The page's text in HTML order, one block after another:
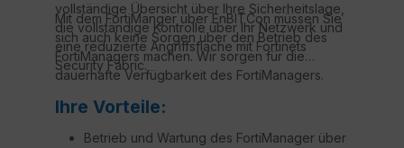
vollständige Übersicht über Ihre Sicherheitslage,
die vollständige Kontrolle über Ihr Netzwerk und
eine reduzierte Angriffsfläche mit Fortinets
Security Fabric.
Mit dem FortiManger über EnBITCon müssen Sie
sich auch keine Sorgen über den Betrieb des
FortiManagers machen. Wir sorgen für die
dauerhafte Verfügbarkeit des FortiManagers.
Ihre Vorteile:
Betrieb und Wartung des FortiManager über